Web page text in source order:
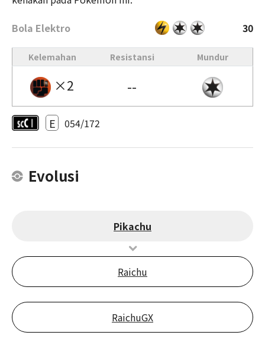
Bola Elektro
30
Kelemahan Resistansi Mundur
×2 --
E 054/172
Evolusi
Pikachu
Raichu
RaichuGX